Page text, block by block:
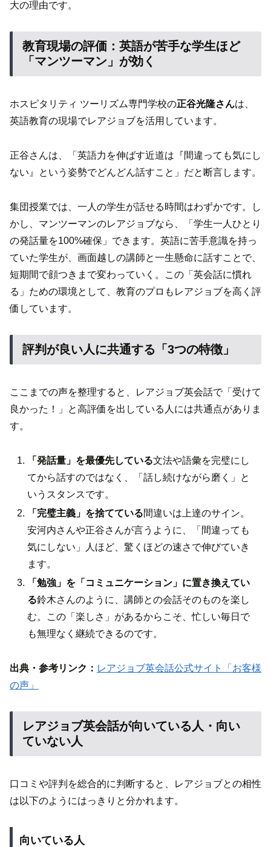
大の理由です。
教育現場の評価：英語が苦手な学生ほど
「マンツーマン」が効く
ホスピタリティ ツーリズム専門学校の正谷光隆さんは、
英語教育の現場でレアジョブを活用しています。
正谷さんは、「英語力を伸ばす近道は『間違っても気にし
ない』という姿勢でどんどん話すこと」だと断言します。
集団授業では、一人の学生が話せる時間はわずかです。し
かし、マンツーマンのレアジョブなら、「学生一人ひとり
の発話量を100%確保」できます。英語に苦手意識を持っ
ていた学生が、画面越しの講師と一生懸命に話すことで、
短期間で顔つきまで変わっていく。この「英会話に慣れ
る」ための環境として、教育のプロもレアジョブを高く評
価しています。
評判が良い人に共通する「3つの特徴」
ここまでの声を整理すると、レアジョブ英会話で「受けて
良かった！」と高評価を出している人には共通点がありま
す。
「発話量」を最優先している文法や語彙を完璧にし
てから話すのではなく、「話し続けながら磨く」と
いうスタンスです。
「完璧主義」を捨てている間違いは上達のサイン。
安河内さんや正谷さんが言うように、「間違っても
気にしない」人ほど、驚くほどの速さで伸びていき
ます。
「勉強」を「コミュニケーション」に置き換えてい
る鈴木さんのように、講師との会話そのものを楽し
む。この「楽しさ」があるからこそ、忙しい毎日で
も無理なく継続できるのです。
出典・参考リンク： レアジョブ英会話公式サイト「お客様
の声」
レアジョブ英会話が向いている人・向い
ていない人
口コミや評判を総合的に判断すると、レアジョブとの相性
は以下のようにはっきりと分かれます。
向いている人